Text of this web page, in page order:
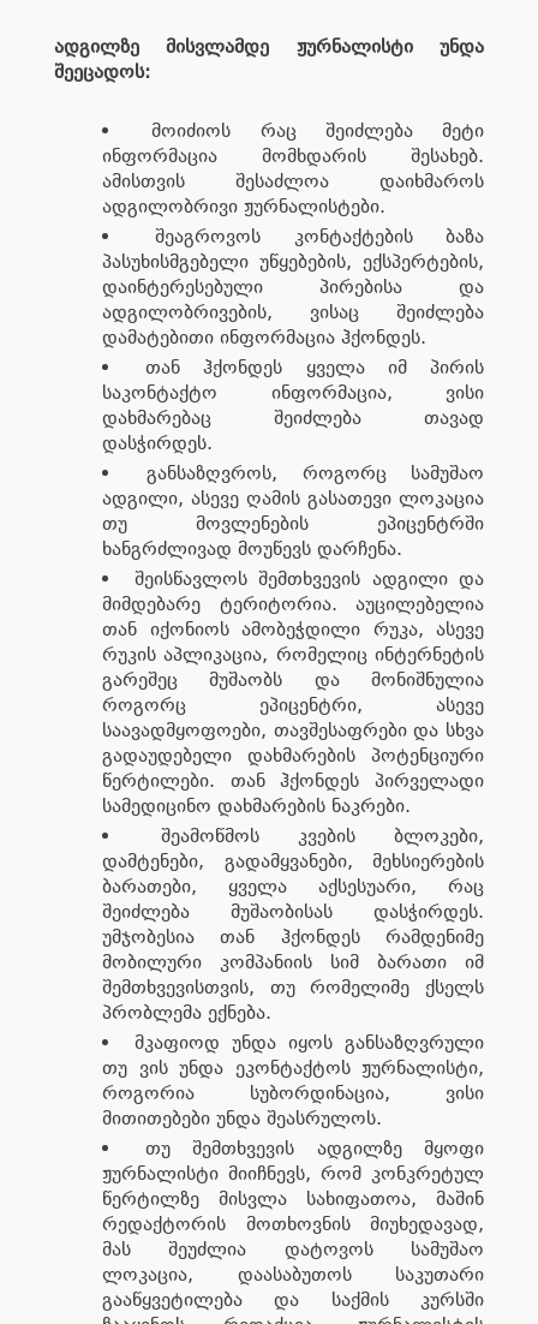
ადგილზე მისვლამდე ჟურნალისტი უნდა
შეეცადოს:
მოიძიოს რაც შეიძლება მეტი
ინფორმაცია მომხდარის შესახებ.
ამისთვის შესაძლოა დაიხმაროს
ადგილობრივი ჟურნალისტები.
შეაგროვოს კონტაქტების ბაზა
პასუხისმგებელი უწყებების, ექსპერტების,
დაინტერესებული პირებისა და
ადგილობრივების, ვისაც შეიძლება
დამატებითი ინფორმაცია ჰქონდეს.
თან ჰქონდეს ყველა იმ პირის
საკონტაქტო ინფორმაცია, ვისი
დახმარებაც შეიძლება თავად
დასჭირდეს.
განსაზღვროს, როგორც სამუშაო
ადგილი, ასევე ღამის გასათევი ლოკაცია
თუ მოვლენების ეპიცენტრში
ხანგრძლივად მოუწევს დარჩენა.
შეისწავლოს შემთხვევის ადგილი და
მიმდებარე ტერიტორია. აუცილებელია
თან იქონიოს ამობეჭდილი რუკა, ასევე
რუკის აპლიკაცია, რომელიც ინტერნეტის
გარეშეც მუშაობს და მონიშნულია
როგორც ეპიცენტრი, ასევე
საავადმყოფოები, თავშესაფრები და სხვა
გადაუდებელი დახმარების პოტენციური
წერტილები. თან ჰქონდეს პირველადი
სამედიცინო დახმარების ნაკრები.
შეამოწმოს კვების ბლოკები,
დამტენები, გადამყვანები, მეხსიერების
ბარათები, ყველა აქსესუარი, რაც
შეიძლება მუშაობისას დასჭირდეს.
უმჯობესია თან ჰქონდეს რამდენიმე
მობილური კომპანიის სიმ ბარათი იმ
შემთხვევისთვის, თუ რომელიმე ქსელს
პრობლემა ექნება.
მკაფიოდ უნდა იყოს განსაზღვრული
თუ ვის უნდა ეკონტაქტოს ჟურნალისტი,
როგორია სუბორდინაცია, ვისი
მითითებები უნდა შეასრულოს.
თუ შემთხვევის ადგილზე მყოფი
ჟურნალისტი მიიჩნევს, რომ კონკრეტულ
წერტილზე მისვლა სახიფათოა, მაშინ
რედაქტორის მოთხოვნის მიუხედავად,
მას შეუძლია დატოვოს სამუშაო
ლოკაცია, დაასაბუთოს საკუთარი
გააწყვეტილება და საქმის კურსში